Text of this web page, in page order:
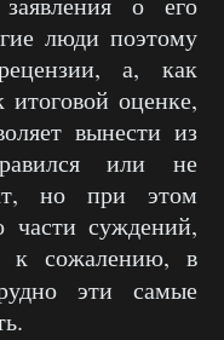
люди поэтому
а, как
оценке,
вынести из
или не
но при этом
части суждений,
к сожалению, в
эти самые